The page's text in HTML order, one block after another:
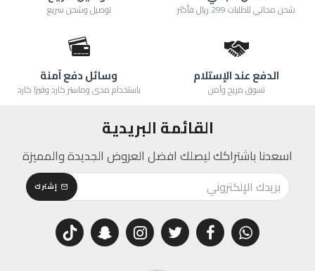
شحن مجاني للطلبات 299 ريال فأكثر توصيل وشحن سريع
الدفع عند الإستلام
تسوق مريح وآمن
وسائل دفع آمنة
باستخدام مدى وماستر كارد وفيزا كارد
القائمة البريدية
اسعدنا باشتراكك ليصلك افضل العروض الجديدة والمميزة
إشترك